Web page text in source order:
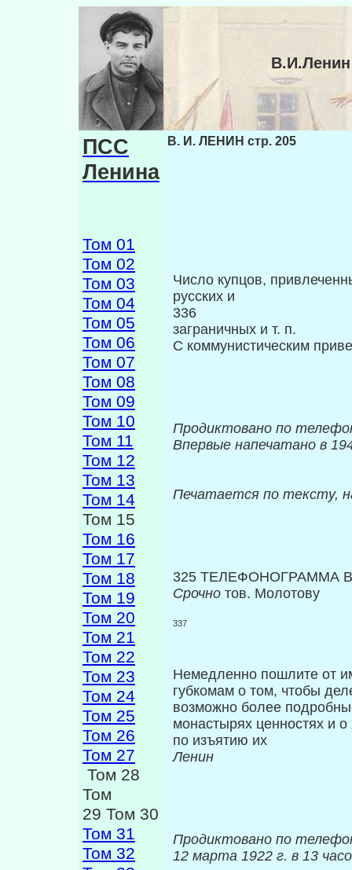
ПСС
Ленина
Том 01
Том 02
Том 03
Том 04
Том 05
Том 06
Том 07
Том 08
Том 09
Том 10
Том 11
Том 12
Том 13
Том 14
Том 15
Том 16
Том 17
Том 18
Том 19
Том 20
Том 21
Том 22
Том 23
Том 24
Том 25
Том 26
Том 27
Том 28
Том
29 Том 30
Том 31
Том 32
В. И. ЛЕНИН стр. 205
Число купцов,
русских и
336
заграничных и т. п.
С коммунистическим
Продиктовано по
Впервые напечатано в
Печатается по тексту,
325 ТЕЛЕФОНОГРАММА
Срочно тов. Молотову
337
Немедленно пошлите от
губкомам о том, чтобы
возможно более
монастырях ценностях и о
по изъятию их
Ленин
Продиктовано по
12 марта 1922 г. в 13